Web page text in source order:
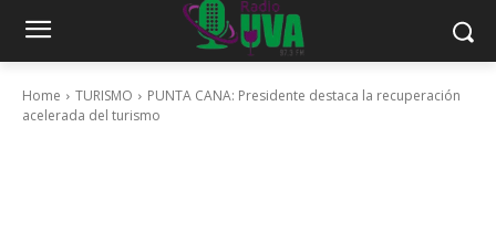
Home TURISMO
PUNTA CANA: Presidente destaca la recuperación
acelerada del turismo